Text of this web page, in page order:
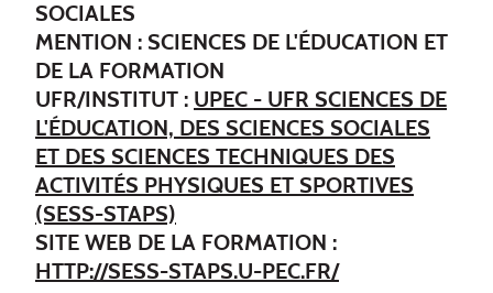
SOCIALES
MENTION : SCIENCES DE L'ÉDUCATION ET
DE LA FORMATION
UFR/INSTITUT : UPEC - UFR SCIENCES DE
L'ÉDUCATION, DES SCIENCES SOCIALES
ET DES SCIENCES TECHNIQUES DES
ACTIVITÉS PHYSIQUES ET SPORTIVES
(SESS-STAPS)
SITE WEB DE LA FORMATION :
HTTP://SESS-STAPS.U-PEC.FR/